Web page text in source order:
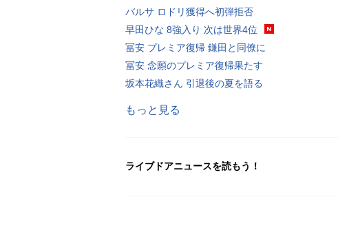
バルサ ロドリ獲得へ初弾拒否
早田ひな 8強入り 次は世界4位
冨安 プレミア復帰 鎌田と同僚に
冨安 念願のプレミア復帰果たす
坂本花織さん 引退後の夏を語る
もっと見る
ライブドアニュースを読もう！